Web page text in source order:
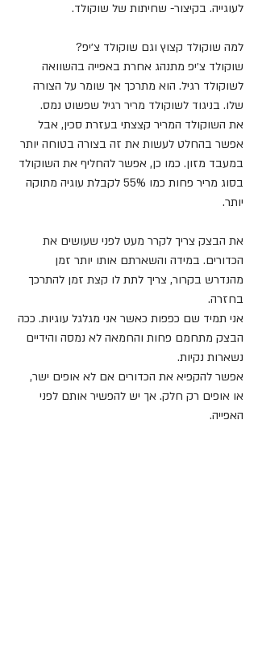
לעוגייה. בקיצור- שחיתות של שוקולד.
למה שוקולד קצוץ וגם שוקולד צ׳יפ?
שוקולד צ׳יפ מתנהג אחרת באפייה בהשוואה
לשוקולד רגיל. הוא מתרכך אך שומר על הצורה
שלו. בניגוד לשוקולד מריר רגיל שפשוט נמס.
את השוקולד המריר קצצתי בעזרת סכין, אבל
אפשר בהחלט לעשות את זה בצורה בטוחה יותר
במעבד מזון. כמו כן, אפשר להחליף את השוקולד
בסוג מריר פחות כמו 55% לקבלת עוגיה מתוקה
יותר.
את הבצק צריך לקרר מעט לפני שעושים את
הכדורים. במידה והשארתם אותו יותר זמן
מהנדרש בקרור, צריך לתת לו קצת זמן להתרכך
בחזרה.
אני תמיד שם כפפות כאשר אני מגלגל עוגיות. ככה
הבצק מתחמם פחות והחמאה לא נמסה והידיים
נשארות נקיות.
אפשר להקפיא את הכדורים אם לא אופים ישר,
או אופים רק חלק. אך יש להפשיר אותם לפני
האפייה.